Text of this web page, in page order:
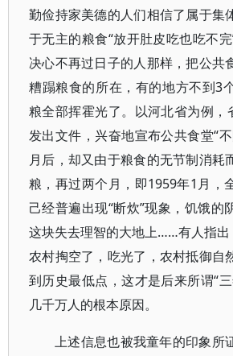
勤俭持家美德的人们相信了属于集
于无主的粮食“放开肚皮吃也吃不
决心不再过日子的人那样，把公共
糟蹋粮食的所在，有的地方不到3
粮全部挥霍光了。以河北省为例，
发出文件，兴奋地宣布公共食堂“
月后，却又由于粮食的无节制消耗
粮，再过两个月，即1959年1月，
己经普遍出现“断炊”现象，饥饿的
这块失去理智的大地上……有人指出
农村掏空了，吃光了，农村抵御自
到历史最低点，这才是后来所谓“
几千万人的根本原因。
上述信息也被我童年的印象所